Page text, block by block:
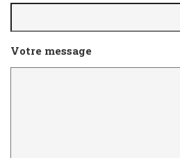
Votre message